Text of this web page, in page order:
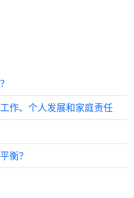
作、个人发展和家庭责任
衡？